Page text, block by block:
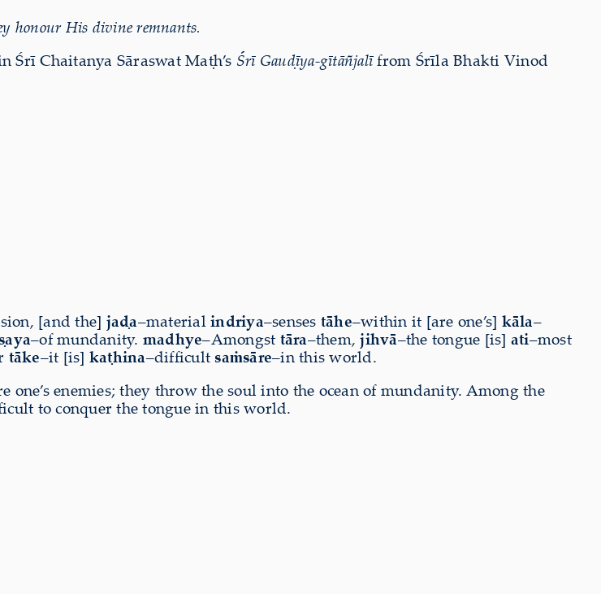
honour His divine remnants.
Chaitanya Sāraswat Maṭh’s Śrī Gauḍīya-gītāñjalīfrom Śrīla Bhakti Vinod
[and the] jaḍa–material indriya–senses tāhe–within it [are one’s] kāla–
–of mundanity. madhye–Amongst tāra–them,jihvā–the tongue [is] ati–most
tāke–it [is] kaṭhina–difficult saṁsāre–in this world.
enemies; they throw the soul into the ocean of mundanity. Among the
to conquer the tongue in this world.